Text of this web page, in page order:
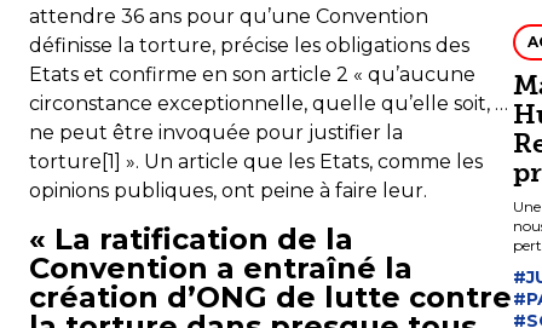
attendre 36 ans pour qu’une Convention
définisse la torture, précise les obligations des
Etats et confirme en son article 2 « qu’aucune
circonstance exceptionnelle, quelle qu’elle soit, …
ne peut être invoquée pour justifier la
torture[1] ». Un article que les Etats, comme les
opinions publiques, ont peine à faire leur.
« La ratification de la
Convention a entraîné la
création d’ONG de lutte contre